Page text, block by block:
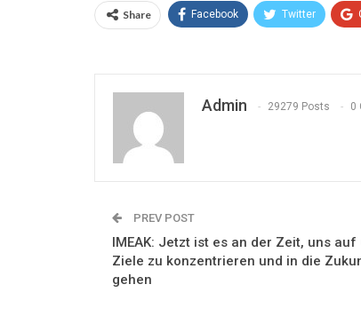
Share Facebook Twitter
Admin 29279 Posts 0
PREV POST
IMEAK: Jetzt ist es an der Zeit, uns auf
Ziele zu konzentrieren und in die
gehen